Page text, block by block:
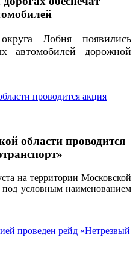
Лобня появились
автомобилей дорожной
области проводится
на территории Московской
под условным наименованием